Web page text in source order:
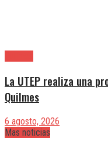
La UTEP realiza una
Quilmes
6 agosto, 2026
Mas noticias